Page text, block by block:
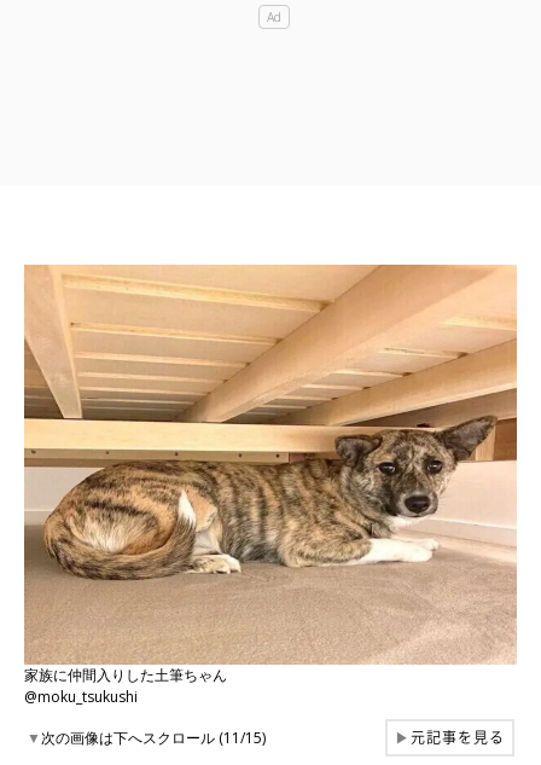
家族に仲間入りした土筆ちゃん
@moku_tsukushi
▼次の画像は下へスクロール (11/15) ▶元記事を見る